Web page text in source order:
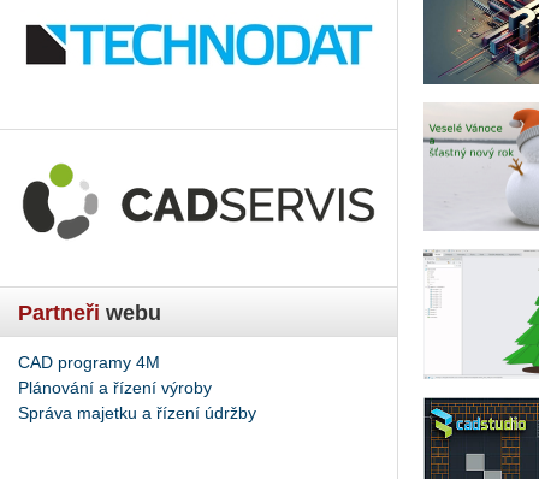
Partneři webu
CAD programy 4M
Plánování a řízení výroby
Správa majetku a řízení údržby